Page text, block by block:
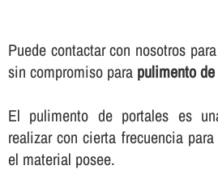
Puede contactar con nosotros
sin compromiso para pulimento
El pulimento de portales es
realizar con cierta frecuencia
el material posee.